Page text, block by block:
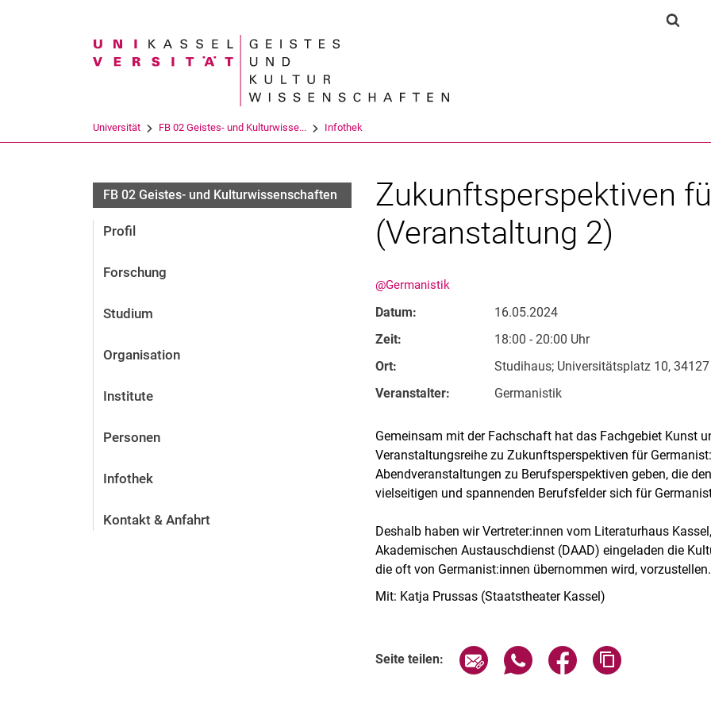
Springe direkt zu: Inhalt
Springe direkt zu: Suche
Springe direkt zu:
Suchbegriff
Universität FB 02 Geistes- und Kulturwisse... Infothek
FB 02 Geistes- und Kulturwissenschaften
Profil
Forschung
Studium
Organisation
Institute
Personen
Infothek
Kontakt & Anfahrt
Zukunftsperspektiven
(Veranstaltung 2)
@Germanistik
Datum:
16.05.2024
Zeit:
18:00 - 20:00 Uhr
Ort:
Studihaus; Universitätsplatz 10,
Veranstalter:
Germanistik
Gemeinsam mit der Fachschaft hat das Fachgebiet Kunst
Veranstaltungsreihe zu Zukunftsperspektiven für
Abendveranstaltungen zu Berufsperspektiven geben, die
vielseitigen und spannenden Berufsfelder sich für
Deshalb haben wir Vertreter:innen vom Literaturhaus
Akademischen Austauschdienst (DAAD) eingeladen die
die oft von Germanist:innen übernommen wird, vorzustellen.
Mit: Katja Prussas (Staatstheater Kassel)
Seite teilen: Seite über E-Mail teilen
Seite über WhatsApp teilen
Seite über Facebook